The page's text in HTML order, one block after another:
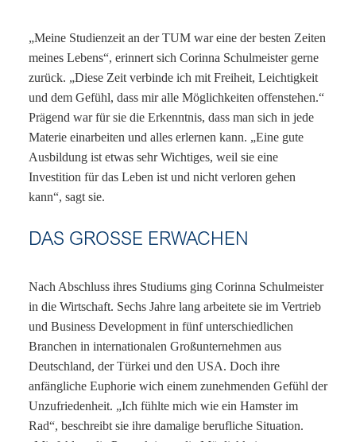
„Meine Studienzeit an der TUM war eine der besten Zeiten
meines Lebens“, erinnert sich Corinna Schulmeister gerne
zurück. „Diese Zeit verbinde ich mit Freiheit, Leichtigkeit
und dem Gefühl, dass mir alle Möglichkeiten offenstehen.“
Prägend war für sie die Erkenntnis, dass man sich in jede
Materie einarbeiten und alles erlernen kann. „Eine gute
Ausbildung ist etwas sehr Wichtiges, weil sie eine
Investition für das Leben ist und nicht verloren gehen
kann“, sagt sie.
DAS GROSSE ERWACHEN
Nach Abschluss ihres Studiums ging Corinna Schulmeister
in die Wirtschaft. Sechs Jahre lang arbeitete sie im Vertrieb
und Business Development in fünf unterschiedlichen
Branchen in internationalen Großunternehmen aus
Deutschland, der Türkei und den USA. Doch ihre
anfängliche Euphorie wich einem zunehmenden Gefühl der
Unzufriedenheit. „Ich fühlte mich wie ein Hamster im
Rad“, beschreibt sie ihre damalige berufliche Situation.